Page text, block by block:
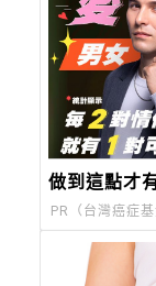
做到這點才
PR（台灣癌症基